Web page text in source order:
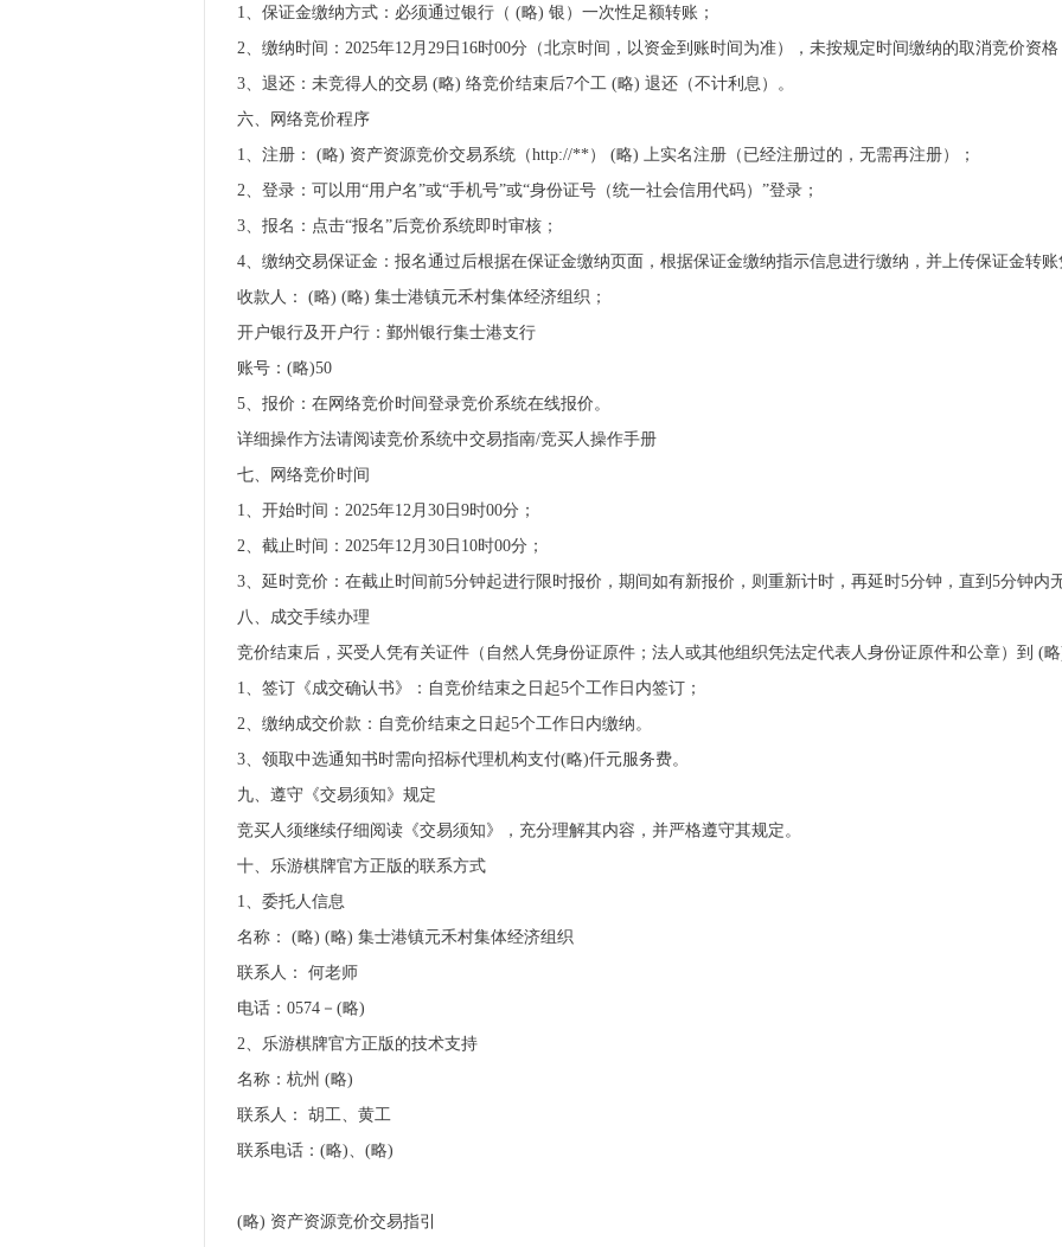
1、保证金缴纳方式：必须通过银行（ (略) 银）一次性足额转账；
2、缴纳时间：2025年12月29日16时00分（北京时间，以资金到账时间为准），未按规定时间缴纳的取消竞价资格
3、退还：未竞得人的交易 (略) 络竞价结束后7个工 (略) 退还（不计利息）。
六、网络竞价程序
1、注册： (略) 资产资源竞价交易系统（http://**） (略) 上实名注册（已经注册过的，无需再注册）；
2、登录：可以用“用户名”或“手机号”或“身份证号（统一社会信用代码）”登录；
3、报名：点击“报名”后竞价系统即时审核；
4、缴纳交易保证金：报名通过后根据在保证金缴纳页面，根据保证金缴纳指示信息进行缴纳，并上传保证金转账
收款人： (略) (略) 集士港镇元禾村集体经济组织；
开户银行及开户行：鄞州银行集士港支行
账号：(略)50
5、报价：在网络竞价时间登录竞价系统在线报价。
详细操作方法请阅读竞价系统中交易指南/竞买人操作手册
七、网络竞价时间
1、开始时间：2025年12月30日9时00分；
2、截止时间：2025年12月30日10时00分；
3、延时竞价：在截止时间前5分钟起进行限时报价，期间如有新报价，则重新计时，再延时5分钟，直到5分钟内
八、成交手续办理
竞价结束后，买受人凭有关证件（自然人凭身份证原件；法人或其他组织凭法定代表人身份证原件和公章）到 (略
1、签订《成交确认书》：自竞价结束之日起5个工作日内签订；
2、缴纳成交价款：自竞价结束之日起5个工作日内缴纳。
3、领取中选通知书时需向招标代理机构支付(略)仟元服务费。
九、遵守《交易须知》规定
竞买人须继续仔细阅读《交易须知》，充分理解其内容，并严格遵守其规定。
十、乐游棋牌官方正版的联系方式
1、委托人信息
名称： (略) (略) 集士港镇元禾村集体经济组织
联系人： 何老师
电话：0574－(略)
2、乐游棋牌官方正版的技术支持
名称：杭州 (略)
联系人： 胡工、黄工
联系电话：(略)、(略)
(略) 资产资源竞价交易指引